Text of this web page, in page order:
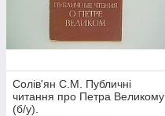
Солів'ян С.М. Публичні
читання про Петра Великому
(б/у).